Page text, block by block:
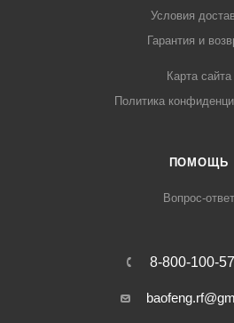
Условия
Гарантия и
Карта сайта
Политика
ПОМОЩЬ
Вопрос-ответ
8-800-100-